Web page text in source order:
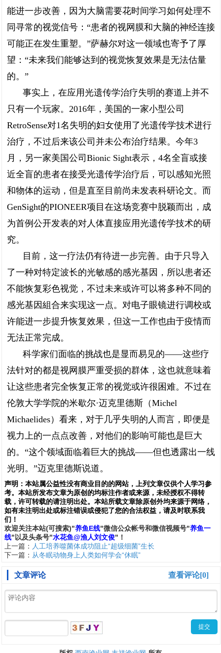
能进一步改善，因为大脑需要花时间学习如何处理不
同寻常的视觉信号：“患者的视网膜和大脑的神经连接
可能正在发生重塑。”萨赫尔对这一领域也寄予了厚
望：“未来我们能够达到的视觉恢复效果是无法估量
的。”
事实上，在应用光遗传学治疗失明的赛道上并不
只有一个玩家。2016年，美国的一家小型公司
RetroSense对1名失明的妇女使用了光遗传学技术进行
治疗，不过后来该公司并未公布治疗结果。今年3
月，另一家美国公司Bionic Sight表示，4名全盲或接
近全盲的患者在接受光遗传学治疗后，可以感知光照
和物体的运动，但是直至目前尚未发表科研论文。而
GenSight的PIONEER项目在这场竞赛中脱颖而出，成
为首例公开发表的对人体直接应用光遗传学技术的研
究。
目前，这一疗法仍有待进一步完善。由于只导入
了一种对特定波长的光敏感的感光基因，所以患者还
不能恢复彩色视觉，不过未来或许可以将多种不同的
感光基因組合来实现这一点。对电子眼镜进行调校或
许能进一步提升恢复效果，但这一工作也由于疫情而
无法正常完成。
科学家们面临的挑战也是显而易见的——这些疗
法针对的都是视网膜严重受损的群体，这也就意味着
让这些患者完全恢复正常的视觉或许很困难。不过在
伦敦大学学院的米歇尔·迈克里德斯（Michel
Michaelides）看来，对于几乎失明的人而言，即便是
视力上的一点点改善，对他们的影响可能也是巨大
的。“这个领域面临着巨大的挑战——但也透露出一线
光明。”迈克里德斯说道。
声明： 本站属公益性没有商业目的的网站，上列文章仅供个人学习参
考。本站所发布文章为原创的均标注作者或来源，未经授权不得转
载，许可转载的请注明出处。本站所载文章除原创外均来源于网络，
如有未注明出处或标注错误或侵犯了您的合法权益，请及时联系我
们 ！
欢迎关注本站(可搜索)"养鱼E线"微信公众帐号和微信视频号"养鱼一
线" 以及头条号"水花鱼@渔人刘文俊"！
上一篇： 人工培养噬菌体成功阻止“超级细菌”生长
下一篇： 从冬眠动物身上人类如何学会“休眠”
查看评论[0]
文章评论